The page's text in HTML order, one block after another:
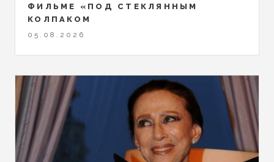
ФИЛЬМЕ «ПОД СТЕКЛЯННЫМ
КОЛПАКОМ
05.08.2026